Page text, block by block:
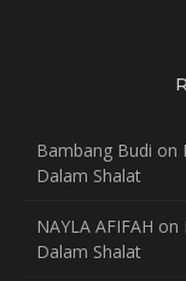
Bambang Budi on
Dalam Shalat
NAYLA AFIFAH on
Dalam Shalat